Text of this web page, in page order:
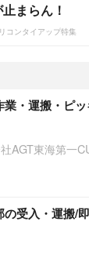
まらん！
コンタイアップ特集
・運搬・ピ
AGT東海第一
の受入・運搬/